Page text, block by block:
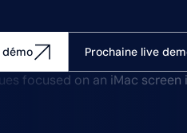
démo Prochaine live